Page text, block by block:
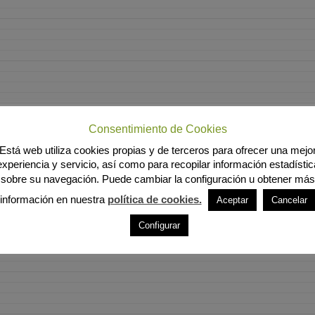
Consentimiento de Cookies
web utiliza cookies propias y de terceros para ofrecer una
y servicio, así como para recopilar información
sobre su navegación. Puede cambiar la configuración u obtener más
información en nuestra política de cookies. Aceptar Cancelar
Configurar